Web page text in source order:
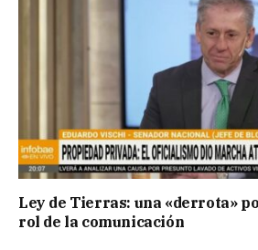
Ley de Tierras: una «derrota»
rol de la comunicación